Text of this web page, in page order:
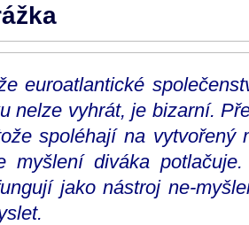
euroatlantické
nelze vyhrát, je bizarní.
spoléhají na vytvořený
myšlení diváka
jako nástroj ne-